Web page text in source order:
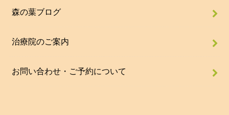
森の葉ブログ
治療院のご案内
お問い合わせ・ご予約について